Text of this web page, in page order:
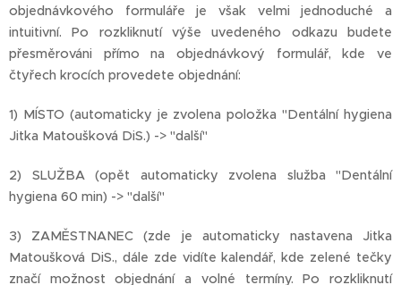
objednávkového formuláře je však velmi jednoduché a
intuitivní. Po rozkliknutí výše uvedeného odkazu budete
přesměrováni přímo na objednávkový formulář, kde ve
čtyřech krocích provedete objednání:
1) MÍSTO (automaticky je zvolena položka "Dentální hygiena
Jitka Matoušková DiS.) -> "další"
2) SLUŽBA (opět automaticky zvolena služba "Dentální
hygiena 60 min) -> "další"
3) ZAMĚSTNANEC (zde je automaticky nastavena Jitka
Matoušková DiS., dále zde vidíte kalendář, kde zelené tečky
značí možnost objednání a volné termíny. Po rozkliknutí